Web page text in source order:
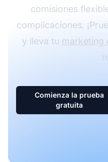
comisiones
complicaciones.
y lleva tu marketing
Comienza la prueba
gratuita